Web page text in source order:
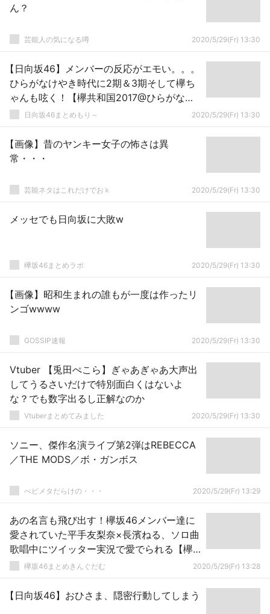
ん？
芸能人の気になる噂 2020/5/29(Fr) 13:30
【日向坂46】メンバーの反応がエモい。。。
ひらがなけやき時代に2期＆3期そして欅ち
ゃんも呟く！【欅共和国2017@ひらがなけ
やき~エキセントリック】
日向坂46まとめもり～ 2020/5/29(Fr) 13:30
【画像】昔のヤンキー女子の怖さは異
常・・・
芸能ネタはこれだけでおｋ 2020/5/29(Fr) 13:30
メッセでも日向坂に大敗w
欅坂46まとめラボ 2020/5/29(Fr) 13:30
【画像】昭和生まれの誰もが一度は作ったリ
ンゴwwww
GOSSIP速報 2020/5/29(Fr) 13:30
Vtuber 【兎田ぺこら】ぎゃあぎゃあ大声出
してうるさいだけで特別面白くはないよ
な？でも数字出るし正解なのか
Vtuberまとめてみました 2020/5/29(Fr) 13:30
ソニー、傑作名演ライブ第2弾はREBECCA
／THE MODS／ボ・ガンボス
べビメタだらけの・・・ 2020/5/29(Fr) 13:29
あの名言も飛び出す！欅坂46メンバー達に
愛されていた平手友梨奈×長濱ねる、ソロ曲
歌唱中にツイッター実況で愛でられる【欅
共和国2017】
欅坂46まとめきんぐだむ 2020/5/29(Fr) 13:28
【日向坂46】おひさま、隠密行動してしまう